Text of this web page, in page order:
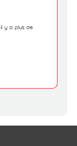
il y a plus de